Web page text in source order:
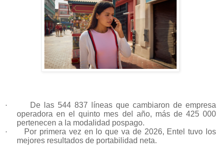
·
De las 544 837 líneas que cambiaron de empresa
operadora en el quinto mes del año, más de 425 000
pertenecen a la modalidad pospago.
·
Por primera vez en lo que va de 2026, Entel tuvo los
mejores resultados de portabilidad neta.